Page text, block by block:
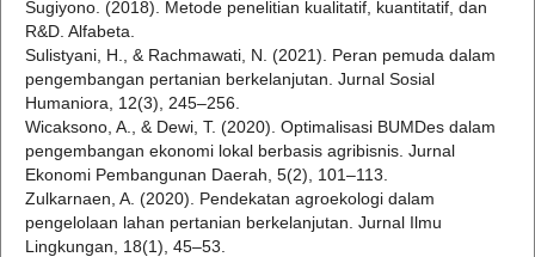
Sugiyono. (2018). Metode penelitian kualitatif, kuantitatif, dan
R&D. Alfabeta.
Sulistyani, H., & Rachmawati, N. (2021). Peran pemuda dalam
pengembangan pertanian berkelanjutan. Jurnal Sosial
Humaniora, 12(3), 245–256.
Wicaksono, A., & Dewi, T. (2020). Optimalisasi BUMDes dalam
pengembangan ekonomi lokal berbasis agribisnis. Jurnal
Ekonomi Pembangunan Daerah, 5(2), 101–113.
Zulkarnaen, A. (2020). Pendekatan agroekologi dalam
pengelolaan lahan pertanian berkelanjutan. Jurnal Ilmu
Lingkungan, 18(1), 45–53.